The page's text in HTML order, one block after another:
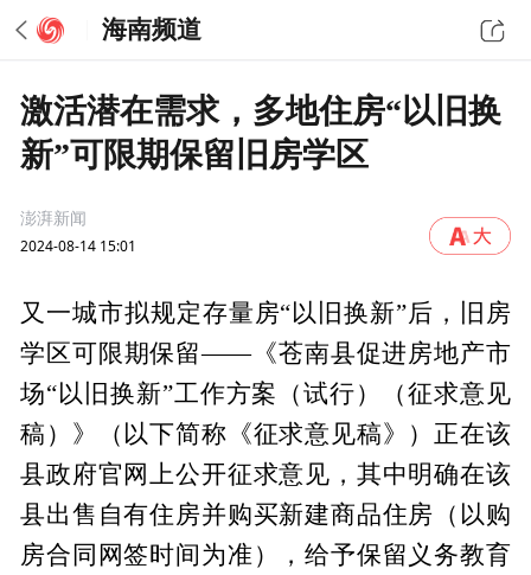
海南频道
激活潜在需求，多地住房“以旧换
新”可限期保留旧房学区
澎湃新闻
2024-08-14 15:01
又一城市拟规定存量房“以旧换新”后，旧房
学区可限期保留——《苍南县促进房地产市
场“以旧换新”工作方案（试行）（征求意见
稿）》（以下简称《征求意见稿》）正在该
县政府官网上公开征求意见，其中明确在该
县出售自有住房并购买新建商品住房（以购
房合同网签时间为准），给予保留义务教育